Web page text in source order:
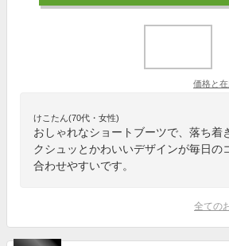
価格と
けこたん(70代・女性)
おしゃれなショートブーツで、落ち着
クシュッとかわいいデザインが毎日の
合わせやすいです。
全ての